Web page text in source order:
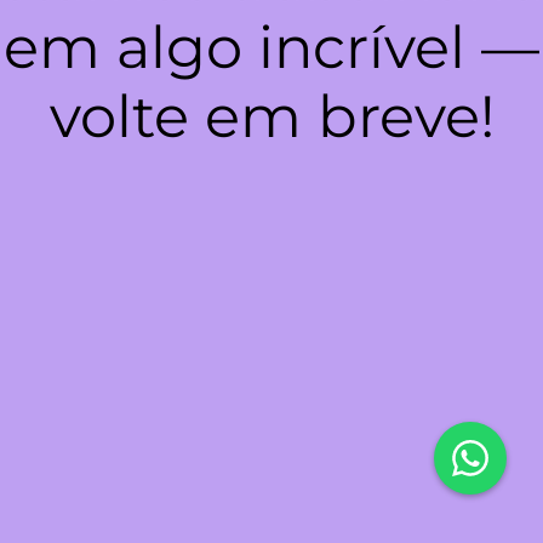
em algo incrível —
volte em breve!